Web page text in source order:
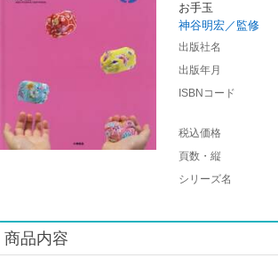
お手玉
神谷明宏／監修
出版社名
出版年月
ISBNコード
税込価格
頁数・縦
シリーズ名
商品内容